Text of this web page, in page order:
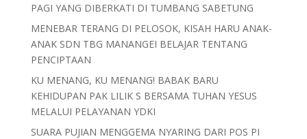
PAGI YANG DIBERKATI DI TUMBANG SABETUNG
MENEBAR TERANG DI PELOSOK, KISAH HARU ANAK-
ANAK SDN TBG MANANGEI BELAJAR TENTANG
PENCIPTAAN
KU MENANG, KU MENANG! BABAK BARU
KEHIDUPAN PAK LILIK S BERSAMA TUHAN YESUS
MELALUI PELAYANAN YDKI
SUARA PUJIAN MENGGEMA NYARING DARI POS PI